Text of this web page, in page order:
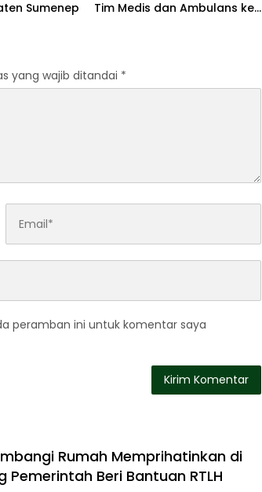
Sumenep
Tim Medis dan Ambulans ke
yang wajib ditandai *
peramban ini untuk komentar saya
Rumah Memprihatinkan di
Pemerintah Beri Bantuan RTLH